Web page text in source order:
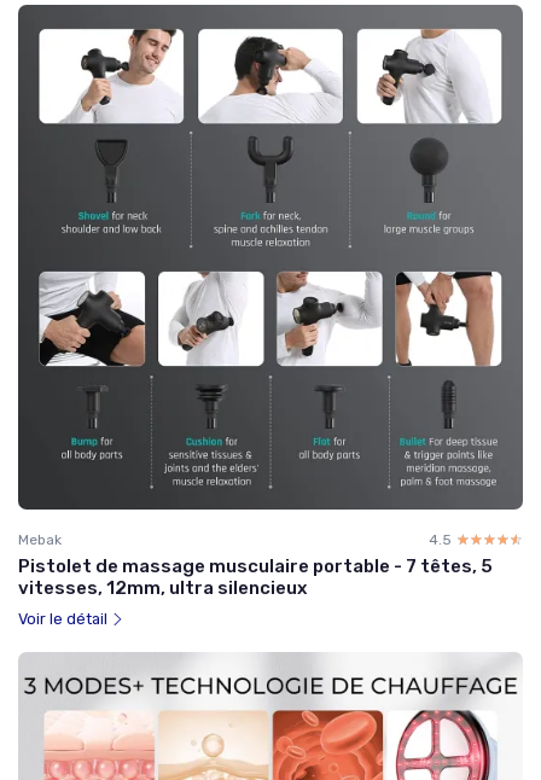
Mebak 4.5 ☆☆☆☆☆
★★★★★
Pistolet de massage musculaire portable - 7 têtes, 5
vitesses, 12mm, ultra silencieux
Voir le détail